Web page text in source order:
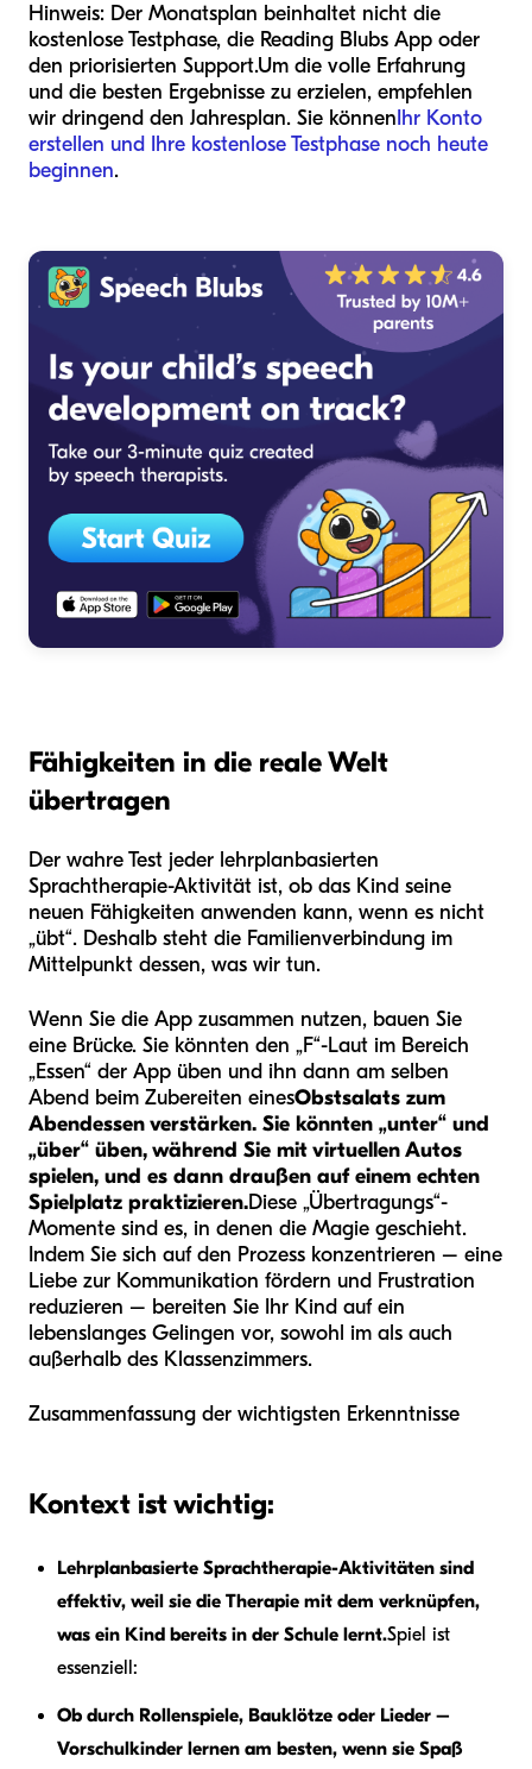
Hinweis: Der Monatsplan beinhaltet nicht die
kostenlose Testphase, die Reading Blubs App oder
den priorisierten Support.Um die volle Erfahrung
und die besten Ergebnisse zu erzielen, empfehlen
wir dringend den Jahresplan. Sie könnenIhr Konto
erstellen und Ihre kostenlose Testphase noch heute
beginnen.
Fähigkeiten in die reale Welt
übertragen
Der wahre Test jeder lehrplanbasierten
Sprachtherapie-Aktivität ist, ob das Kind seine
neuen Fähigkeiten anwenden kann, wenn es nicht
„übt“. Deshalb steht die Familienverbindung im
Mittelpunkt dessen, was wir tun.
Wenn Sie die App zusammen nutzen, bauen Sie
eine Brücke. Sie könnten den „F“-Laut im Bereich
„Essen“ der App üben und ihn dann am selben
Abend beim Zubereiten einesObstsalats zum
Abendessen verstärken. Sie könnten „unter“ und
„über“ üben, während Sie mit virtuellen Autos
spielen, und es dann draußen auf einem echten
Spielplatz praktizieren.Diese „Übertragungs“-
Momente sind es, in denen die Magie geschieht.
Indem Sie sich auf den Prozess konzentrieren – eine
Liebe zur Kommunikation fördern und Frustration
reduzieren – bereiten Sie Ihr Kind auf ein
lebenslanges Gelingen vor, sowohl im als auch
außerhalb des Klassenzimmers.
Zusammenfassung der wichtigsten Erkenntnisse
Kontext ist wichtig:
Lehrplanbasierte Sprachtherapie-Aktivitäten sind
effektiv, weil sie die Therapie mit dem verknüpfen,
was ein Kind bereits in der Schule lernt.Spiel ist
essenziell:
Ob durch Rollenspiele, Bauklötze oder Lieder –
Vorschulkinder lernen am besten, wenn sie Spaß